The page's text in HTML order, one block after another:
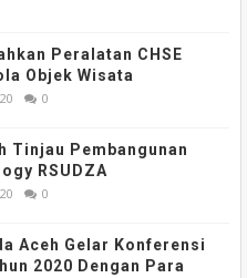
Peralatan CHSE
Objek Wisata
0
Tinjau Pembangunan
RSUDZA
0
Aceh Gelar Konferensi
2020 Dengan Para